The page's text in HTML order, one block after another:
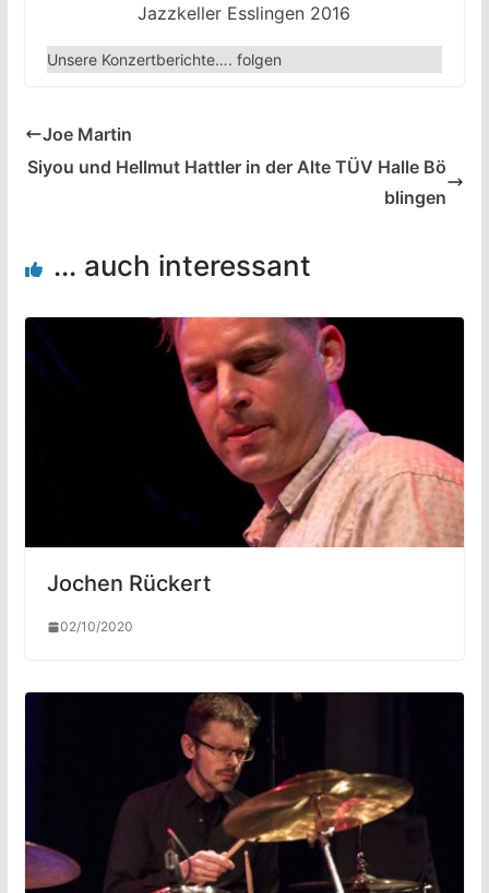
Jazzkeller Esslingen 2016
Unsere Konzertberichte…. folgen
Joe Martin
Siyou und Hellmut Hattler in der Alte TÜV Halle Bö
blingen
... auch interessant
Jochen Rückert
02/10/2020